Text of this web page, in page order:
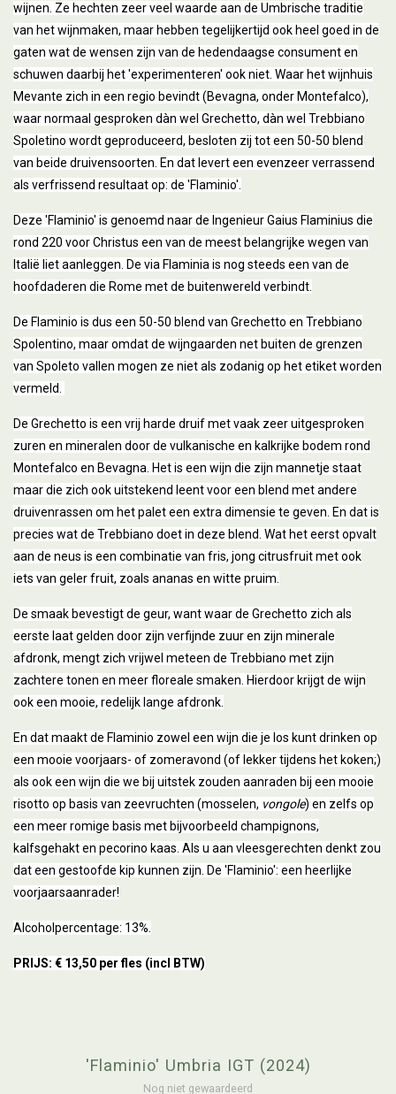
wijnen. Ze hechten zeer veel waarde aan de Umbrische traditie
van het wijnmaken, maar hebben tegelijkertijd ook heel goed in de
gaten wat de wensen zijn van de hedendaagse consument en
schuwen daarbij het 'experimenteren' ook niet. Waar het wijnhuis
Mevante zich in een regio bevindt (Bevagna, onder Montefalco),
waar normaal gesproken dàn wel Grechetto, dàn wel Trebbiano
Spoletino wordt geproduceerd, besloten zij tot een 50-50 blend
van beide druivensoorten. En dat levert een evenzeer verrassend
als verfrissend resultaat op: de 'Flaminio'.
Deze 'Flaminio' is genoemd naar de Ingenieur Gaius Flaminius die
rond 220 voor Christus een van de meest belangrijke wegen van
Italië liet aanleggen. De via Flaminia is nog steeds een van de
hoofdaderen die Rome met de buitenwereld verbindt.
De Flaminio is dus een 50-50 blend van Grechetto en Trebbiano
Spolentino, maar omdat de wijngaarden net buiten de grenzen
van Spoleto vallen mogen ze niet als zodanig op het etiket worden
vermeld.
De Grechetto is een vrij harde druif met vaak zeer uitgesproken
zuren en mineralen door de vulkanische en kalkrijke bodem rond
Montefalco en Bevagna. Het is een wijn die zijn mannetje staat
maar die zich ook uitstekend leent voor een blend met andere
druivenrassen om het palet een extra dimensie te geven. En dat is
precies wat de Trebbiano doet in deze blend. Wat het eerst opvalt
aan de neus is een combinatie van fris, jong citrusfruit met ook
iets van geler fruit, zoals ananas en witte pruim.
De smaak bevestigt de geur, want waar de Grechetto zich als
eerste laat gelden door zijn verfijnde zuur en zijn minerale
afdronk, mengt zich vrijwel meteen de Trebbiano met zijn
zachtere tonen en meer floreale smaken. Hierdoor krijgt de wijn
ook een mooie, redelijk lange afdronk.
En dat maakt de Flaminio zowel een wijn die je los kunt drinken op
een mooie voorjaars- of zomeravond (of lekker tijdens het koken;)
als ook een wijn die we bij uitstek zouden aanraden bij een mooie
risotto op basis van zeevruchten (mosselen, vongole) en zelfs op
een meer romige basis met bijvoorbeeld champignons,
kalfsgehakt en pecorino kaas. Als u aan vleesgerechten denkt zou
dat een gestoofde kip kunnen zijn. De 'Flaminio': een heerlijke
voorjaarsaanrader!
Alcoholpercentage: 13%.
PRIJS: € 13,50 per fles (incl BTW)
'Flaminio' Umbria IGT (2024)
Nog niet gewaardeerd